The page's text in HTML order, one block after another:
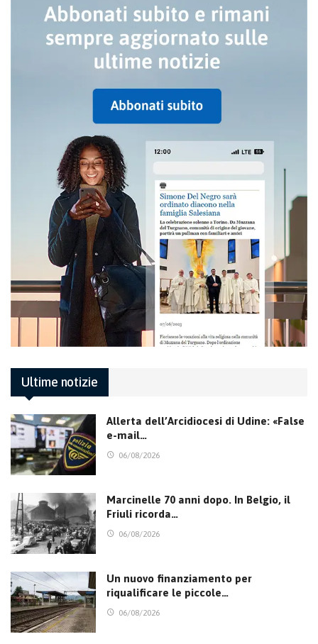
Ultime notizie
Allerta dell’Arcidiocesi di Udine: «False
e-mail…
06/08/2026
Marcinelle 70 anni dopo. In Belgio, il
Friuli ricorda…
06/08/2026
Un nuovo finanziamento per
riqualificare le piccole…
06/08/2026